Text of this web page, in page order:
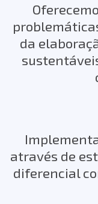
da
através de
diferencial